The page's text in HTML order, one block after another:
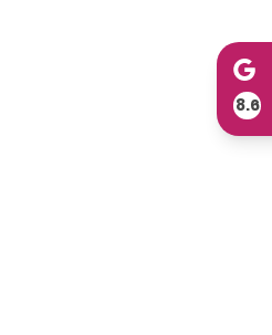
8.6